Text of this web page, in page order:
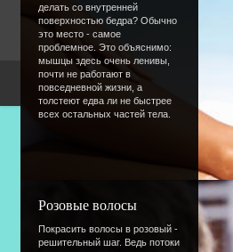
делать со внутренней
поверхностью бедра? Обычно
это место - самое
проблемное. Это объяснимо:
мышцы здесь очень ленивы,
почти не работают в
повседневной жизни, а
толстеют едва ли не быстрее
всех остальных частей тела.
Розовые волосы
Покрасить волосы в розовый -
решительный шаг. Ведь потоки